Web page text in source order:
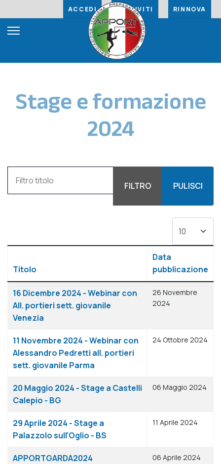
ACCEDI ISCRIVITI RINNOVA
Stage e formazione
2024
FILTRO PULISCI
Titolo
Data
pubblicazione
16 Dicembre 2024 - Webinar con
All. portieri sett. giovanile
Venezia
26 Novembre
2024
11 Novembre 2024 - Webinar con
Alessandro Pedretti all. portieri
sett. giovanile Parma
24 Ottobre 2024
20 Maggio 2024 - Stage a Castelli
Calepio - BG
06 Maggio 2024
29 Aprile 2024 - Stage a
Palazzolo sull'Oglio - BS
11 Aprile 2024
APPORTGARDA2024 06 Aprile 2024